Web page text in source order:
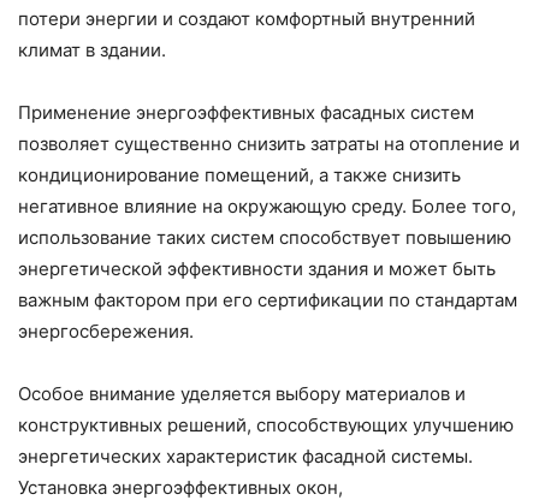
потери энергии и создают комфортный внутренний
климат в здании.
Применение энергоэффективных фасадных систем
позволяет существенно снизить затраты на отопление и
кондиционирование помещений, а также снизить
негативное влияние на окружающую среду. Более того,
использование таких систем способствует повышению
энергетической эффективности здания и может быть
важным фактором при его сертификации по стандартам
энергосбережения.
Особое внимание уделяется выбору материалов и
конструктивных решений, способствующих улучшению
энергетических характеристик фасадной системы.
Установка энергоэффективных окон,